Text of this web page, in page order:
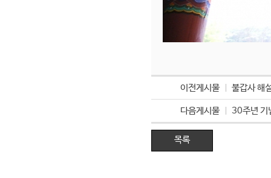
이전게시물 불갑사 해
다음게시물 30주년 기
목록